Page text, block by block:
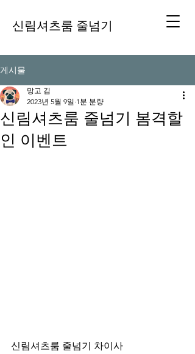
신림셔츠룸 줄넘기
게시물
신림셔츠룸 줄넘기 봄격할
인 이벤트
망고 김
2023년 5월 9일 1분 분량
신림셔츠룸 줄넘기 차이사